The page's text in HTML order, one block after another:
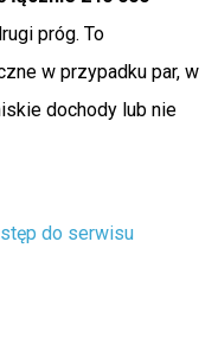
próg. To
w przypadku par, w
dochody lub nie
do serwisu